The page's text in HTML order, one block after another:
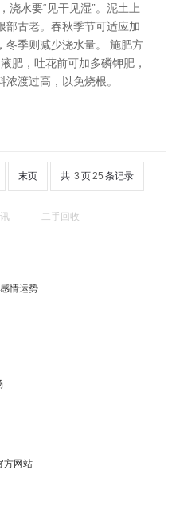
浇水要“见干见湿”。泥土上
部古老。春秋季节可适应加
冬季则减少浇水量。 施肥方
肥，吐花前可加多磷钾肥，
渡过高，以免烧根。
末页 共 3 页25 条记录
二手回收
情运势
方网站